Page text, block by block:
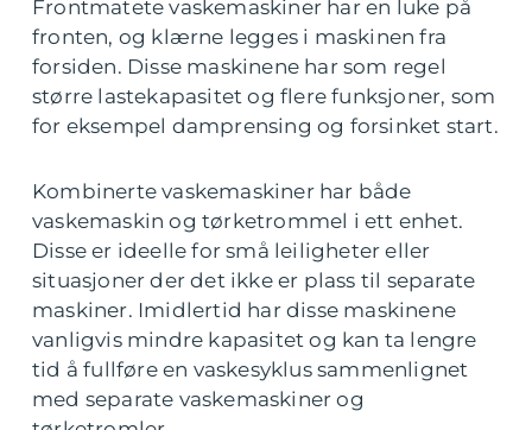
Frontmatete vaskemaskiner har en luke på
fronten, og klærne legges i maskinen fra
forsiden. Disse maskinene har som regel
større lastekapasitet og flere funksjoner, som
for eksempel damprensing og forsinket start.
Kombinerte vaskemaskiner har både
vaskemaskin og tørketrommel i ett enhet.
Disse er ideelle for små leiligheter eller
situasjoner der det ikke er plass til separate
maskiner. Imidlertid har disse maskinene
vanligvis mindre kapasitet og kan ta lengre
tid å fullføre en vaskesyklus sammenlignet
med separate vaskemaskiner og